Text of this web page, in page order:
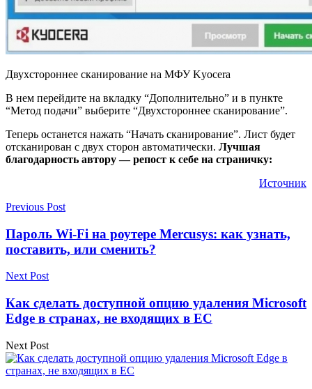
Двухстороннее сканирование на МФУ Kyocera
В нем перейдите на вкладку “Дополнительно” и в пункте
“Метод подачи” выберите “Двухстороннее сканирование”.
Теперь останется нажать “Начать сканирование”. Лист будет
отсканирован с двух сторон автоматически. Лучшая
благодарность автору — репост к себе на страничку:
Источник
Previous Post
Пароль Wi-Fi на роутере Mercusys: как узнать,
поставить, или сменить?
Next Post
Как сделать доступной опцию удаления Microsoft
Edge в странах, не входящих в ЕС
Next Post